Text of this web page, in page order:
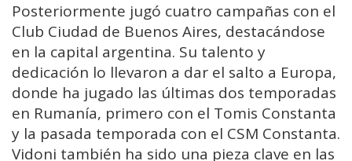
Posteriormente jugó cuatro campañas con el
Club Ciudad de Buenos Aires, destacándose
en la capital argentina. Su talento y
dedicación lo llevaron a dar el salto a Europa,
donde ha jugado las últimas dos temporadas
en Rumanía, primero con el Tomis Constanta
y la pasada temporada con el CSM Constanta.
Vidoni también ha sido una pieza clave en las